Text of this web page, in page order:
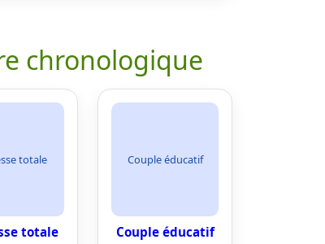
chronologique
totale
totale
Couple éducatif
Couple éducatif